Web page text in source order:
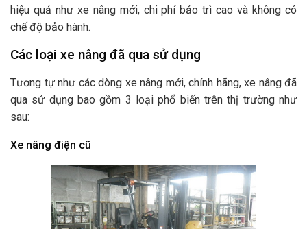
hiệu quả như xe nâng mới, chi phí bảo trì cao và không có
chế độ bảo hành.
Các loại xe nâng đã qua sử dụng
Tương tự như các dòng xe nâng mới, chính hãng, xe nâng đã
qua sử dụng bao gồm 3 loại phổ biến trên thị trường như
sau:
Xe nâng điện cũ